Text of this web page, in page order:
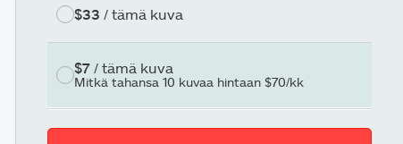
$33 / tämä kuva
$7 / tämä kuva
Mitkä tahansa 10 kuvaa hintaan $70/kk